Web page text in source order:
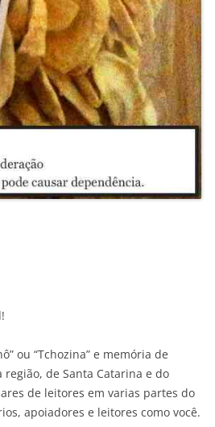
ou “Tchozina” e memória de
de Santa Catarina e do
de leitores em varias partes do
apoiadores e leitores como você.